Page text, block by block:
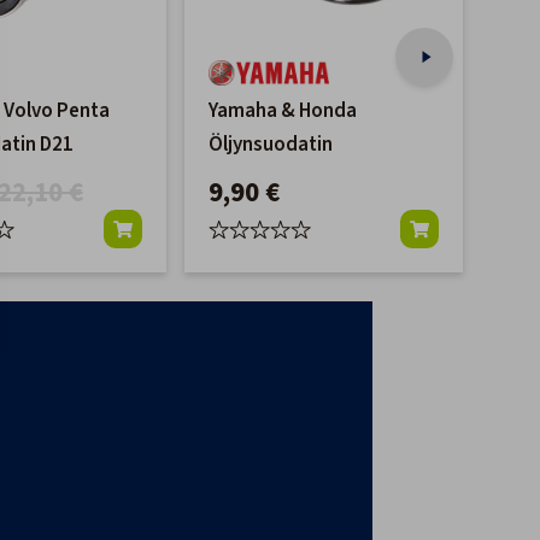
Volvo Penta
D21
€
Yamaha & Honda
Öljynsuodatin
9,90 €